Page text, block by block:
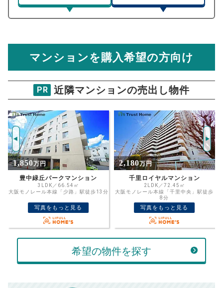
総支払額シミュレーション
計算できます。
物件価格
万円
ご希望の
返済期間
年
住宅ローン
金利
%
ボーナス
返済金額
万円
万円
マンション売却シミュレーター
から売却にかかる諸経費が自動で算出され、手元に残る
金額がわかります。
朝日プラザ東豊中
試算条件 60㎡・3階
推定売却価格：1711 万円
資金計画のために査定額や希望売却価
格を入力して活用するのもおすすめ◎
売却価格
計算する
マンションを購入希望の方向け
PR 近隣マンションの売出し物件
2,180万円
千里ロイヤルマンション
2LDK／72.45㎡
大阪モノレール本線「千里中央」駅徒歩
写真をもっと見る
1,700万円
ライオンズマンション豊中第2
2DK／46.66㎡
阪急宝塚本線「豊中」駅徒歩8分
写真をもっと見る
希望の物件を探す